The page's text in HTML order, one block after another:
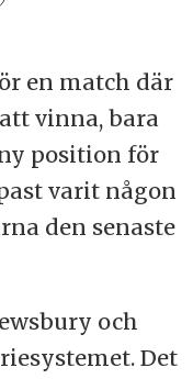
en match där
vinna, bara
position för
varit någon
den senaste
och
Det